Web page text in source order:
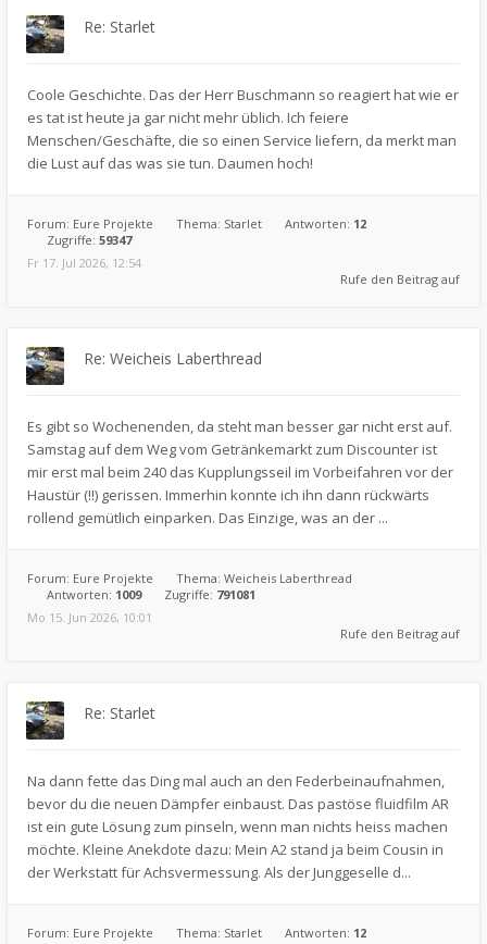
Re: Starlet
Coole Geschichte. Das der Herr Buschmann so reagiert hat wie er
es tat ist heute ja gar nicht mehr üblich. Ich feiere
Menschen/Geschäfte, die so einen Service liefern, da merkt man
die Lust auf das was sie tun. Daumen hoch!
Forum: Eure Projekte Thema: Starlet Antworten: 12
Zugriffe: 59347
Fr 17. Jul 2026, 12:54
Rufe den Beitrag auf
Re: Weicheis Laberthread
Es gibt so Wochenenden, da steht man besser gar nicht erst auf.
Samstag auf dem Weg vom Getränkemarkt zum Discounter ist
mir erst mal beim 240 das Kupplungsseil im Vorbeifahren vor der
Haustür (!!) gerissen. Immerhin konnte ich ihn dann rückwärts
rollend gemütlich einparken. Das Einzige, was an der ...
Forum: Eure Projekte Thema: Weicheis Laberthread
Antworten: 1009 Zugriffe: 791081
Mo 15. Jun 2026, 10:01
Rufe den Beitrag auf
Re: Starlet
Na dann fette das Ding mal auch an den Federbeinaufnahmen,
bevor du die neuen Dämpfer einbaust. Das pastöse fluidfilm AR
ist ein gute Lösung zum pinseln, wenn man nichts heiss machen
möchte. Kleine Anekdote dazu: Mein A2 stand ja beim Cousin in
der Werkstatt für Achsvermessung. Als der Junggeselle d...
Forum: Eure Projekte Thema: Starlet Antworten: 12